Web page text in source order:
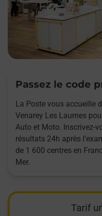
Passez le code
La Poste vous accueille
Venarey Les Laumes
Auto et Moto. Inscrivez-
résultats 24h après
de 1 600 centres en
Mer.
Tarif